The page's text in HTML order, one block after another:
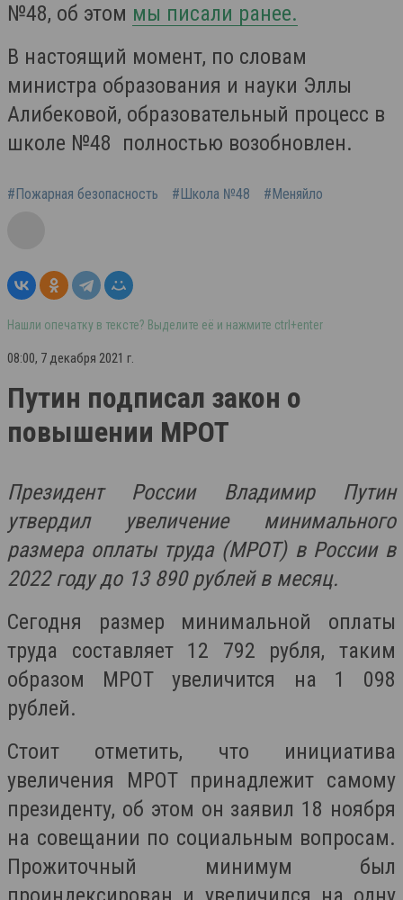
№48, об этом мы писали ранее.
В настоящий момент, по словам
министра образования и науки Эллы
Алибековой, образовательный процесс в
школе №48 полностью возобновлен.
#Пожарная безопасность #Школа №48 #Меняйло
Нашли опечатку в тексте? Выделите её и нажмите ctrl+enter
08:00, 7 декабря 2021 г.
Путин подписал закон о
повышении МРОТ
Президент России Владимир Путин
утвердил увеличение минимального
размера оплаты труда (МРОТ) в России в
2022 году до 13 890 рублей в месяц.
Сегодня размер минимальной оплаты
труда составляет 12 792 рубля, таким
образом МРОТ увеличится на 1 098
рублей.
Стоит отметить, что инициатива
увеличения МРОТ принадлежит самому
президенту, об этом он заявил 18 ноября
на совещании по социальным вопросам.
Прожиточный минимум был